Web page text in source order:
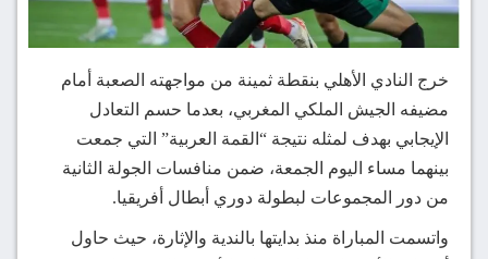
خرج النادي الأهلي بنقطة ثمينة من مواجهته الصعبة أمام
مضيفه الجيش الملكي المغربي، بعدما حسم التعادل
الإيجابي بهدف لمثله نتيجة “القمة العربية” التي جمعت
بينهما مساء اليوم الجمعة، ضمن منافسات الجولة الثانية
من دور المجموعات لبطولة دوري أبطال أفريقيا.
واتسمت المباراة منذ بدايتها بالندية والإثارة، حيث حاول